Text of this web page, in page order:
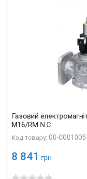
Газовий
M16/RM N.С.
Код товару:00-
8 841 грн